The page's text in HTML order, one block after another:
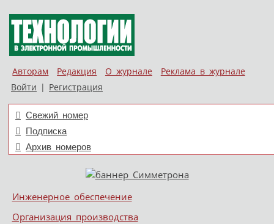
Авторам Редакция О журнале
Реклама в журнале
Войти | Регистрация
Свежий номер
Подписка
Архив номеров
Меню
Skip to content
Инженерное обеспечение
Организация производства